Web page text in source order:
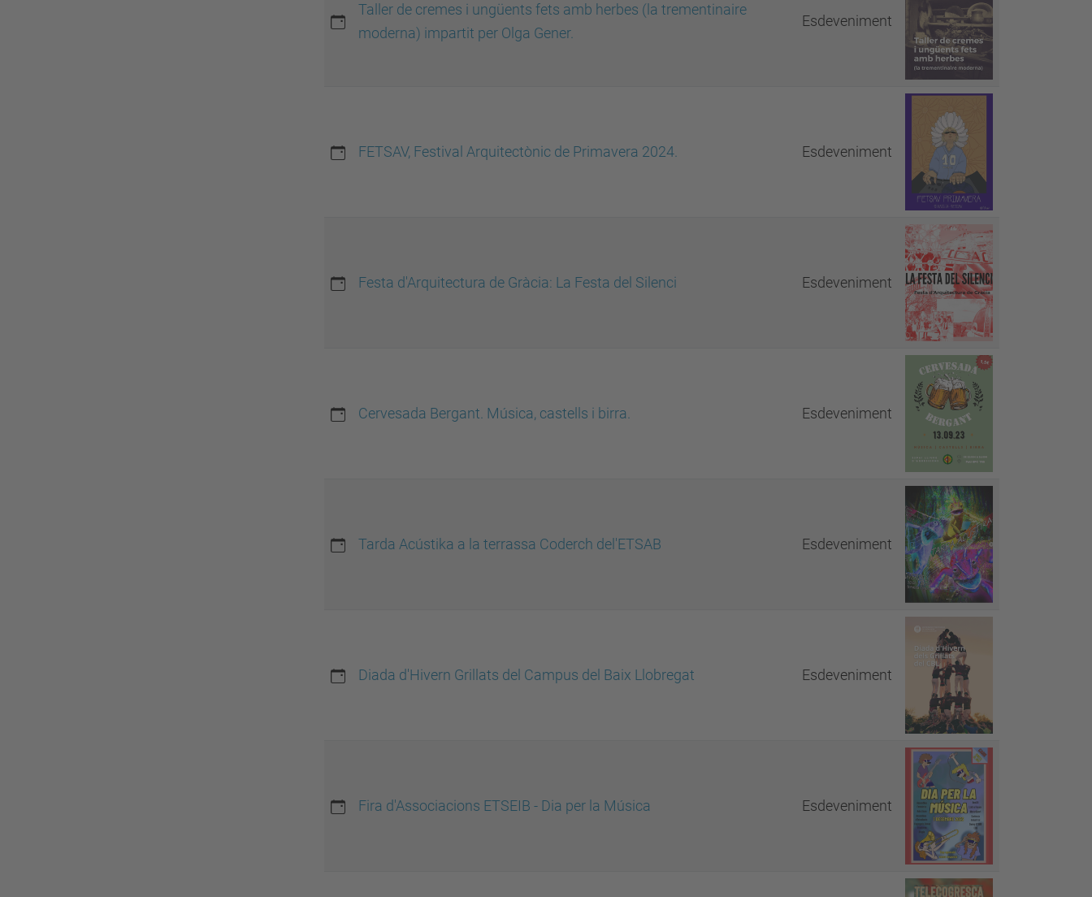
Taller de cremes i ungüents fets amb herbes (la trementinaire
moderna) impartit per Olga Gener.
Esdeveniment
FETSAV, Festival Arquitectònic de Primavera 2024. Esdeveniment
Festa d'Arquitectura de Gràcia: La Festa del Silenci Esdeveniment
Cervesada Bergant. Música, castells i birra. Esdeveniment
Tarda Acústika a la terrassa Coderch del'ETSAB Esdeveniment
Diada d'Hivern Grillats del Campus del Baix Llobregat Esdeveniment
Fira d'Associacions ETSEIB - Dia per la Música Esdeveniment